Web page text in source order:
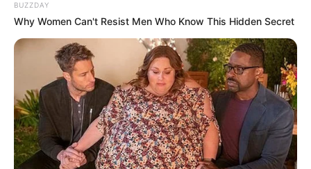
BUZZDAY
Why Women Can't Resist Men Who Know This Hidden Secret